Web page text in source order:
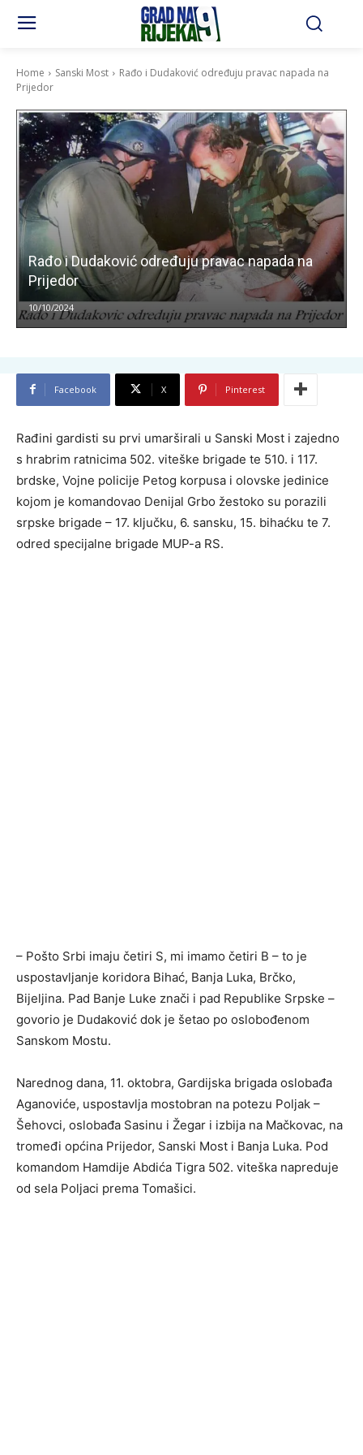
Home Sanski Most
Rađo i Dudaković određuju pravac napada na
Prijedor
Rađo i Dudaković određuju pravac napada na
Prijedor
10/10/2024
Facebook X Pinterest
Rađini gardisti su prvi umarširali u Sanski Most i zajedno
s hrabrim ratnicima 502. viteške brigade te 510. i 117.
brdske, Vojne policije Petog korpusa i olovske jedinice
kojom je komandovao Denijal Grbo žestoko su porazili
srpske brigade – 17. ključku, 6. sansku, 15. bihaćku te 7.
odred specijalne brigade MUP-a RS.
– Pošto Srbi imaju četiri S, mi imamo četiri B – to je
uspostavljanje koridora Bihać, Banja Luka, Brčko,
Bijeljina. Pad Banje Luke znači i pad Republike Srpske –
govorio je Dudaković dok je šetao po oslobođenom
Sanskom Mostu.
Narednog dana, 11. oktobra, Gardijska brigada oslobađa
Aganoviće, uspostavlja mostobran na potezu Poljak –
Šehovci, oslobađa Sasinu i Žegar i izbija na Mačkovac, na
tromeđi općina Prijedor, Sanski Most i Banja Luka. Pod
komandom Hamdije Abdića Tigra 502. viteška napreduje
od sela Poljaci prema Tomašici.